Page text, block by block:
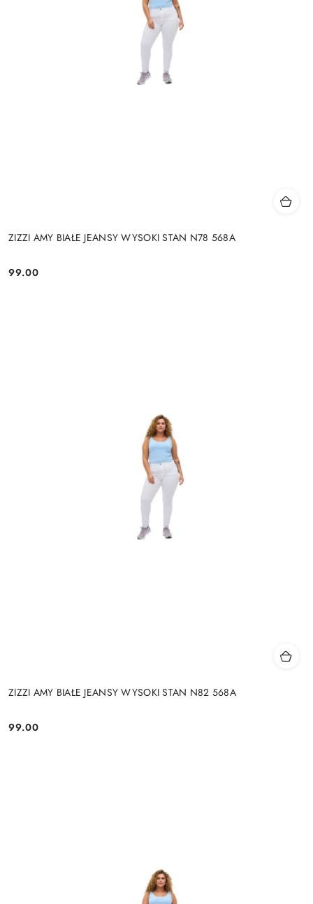
ZIZZI AMY BIAŁE JEANSY WYSOKI STAN N78 568A
Cena:
99.00
ZIZZI AMY BIAŁE JEANSY WYSOKI STAN N82 568A
Cena:
99.00